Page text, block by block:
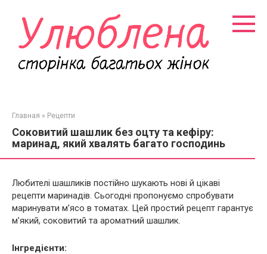
контенту
Главная » Рецепти
Соковитий шашлик без оцту та кефіру:
маринад, який хвалять багато господинь
Любителі шашликів постійно шукають нові й цікаві
рецепти маринадів. Сьогодні пропонуємо спробувати
маринувати м’ясо в томатах. Цей простий рецепт гарантує
м’який, соковитий та ароматний шашлик.
Інгредієнти: